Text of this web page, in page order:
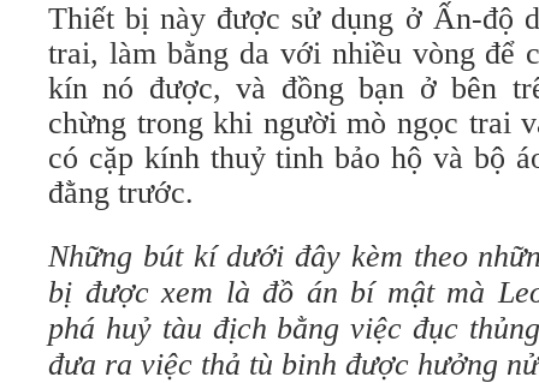
Thiết bị này được sử dụng ở Ấn-độ
trai, làm bằng da với nhiều vòng để
kín nó được, và đồng bạn ở bên
chừng trong khi người mò ngọc trai
có cặp kính thuỷ tinh bảo hộ và bộ
đằng trước.
Những bút kí dưới đây kèm theo
bị được xem là đồ án bí mật mà
phá huỷ tàu địch bằng việc đục
đưa ra việc thả tù binh được hưởng